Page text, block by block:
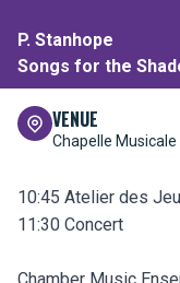
P. Stanhope
Songs for the
VENUE
Chapelle
10:45 Atelier des
11:30 Concert